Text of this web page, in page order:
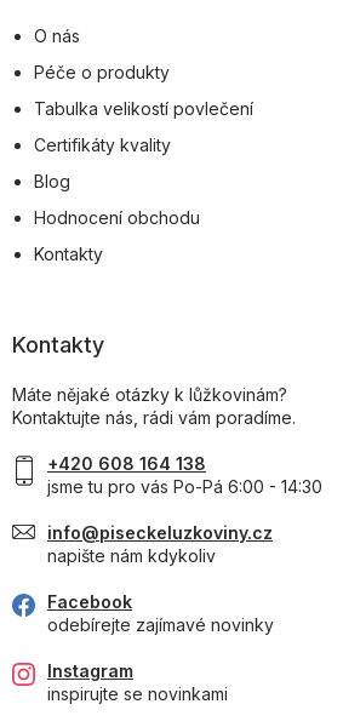
O nás
Péče o produkty
Tabulka velikostí povlečení
Certifikáty kvality
Blog
Hodnocení obchodu
Kontakty
Kontakty
Máte nějaké otázky k lůžkovinám?
Kontaktujte nás, rádi vám poradíme.
+420 608 164 138
jsme tu pro vás Po-Pá 6:00 - 14:30
info@piseckeluzkoviny.cz
napište nám kdykoliv
Facebook
odebírejte zajímavé novinky
Instagram
inspirujte se novinkami